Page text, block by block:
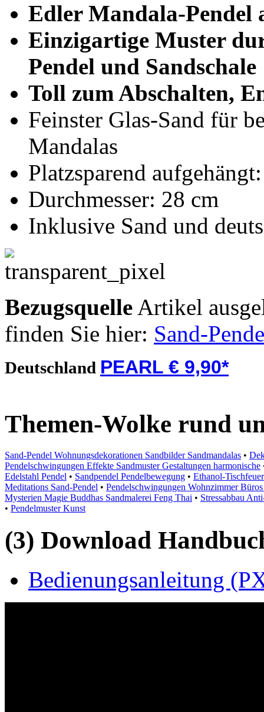
Edler Mandala-Pendel
Einzigartige Muster
Pendel und Sandschale
Toll zum Abschalten,
Feinster Glas-Sand für
Mandalas
Platzsparend
Durchmesser: 28 cm
Inklusive Sand und
Bezugsquelle Artikel
finden Sie hier: Sand-
Deutschland PEARL € 9,90*
Themen-Wolke rund
Sand-Pendel Wohnungsdekorationen Sandbilder Sandmandalas •
Pendelschwingungen Effekte Sandmuster Gestaltungen harmonische
Edelstahl Pendel • Sandpendel Pendelbewegung • Ethanol-
Meditations Sand-Pendel • Pendelschwingungen Wohnzimmer
Mysterien Magie Buddhas Sandmalerei Feng Thai • Stressabbau
• Pendelmuster Kunst
(3) Download
Bedienungsanleitung